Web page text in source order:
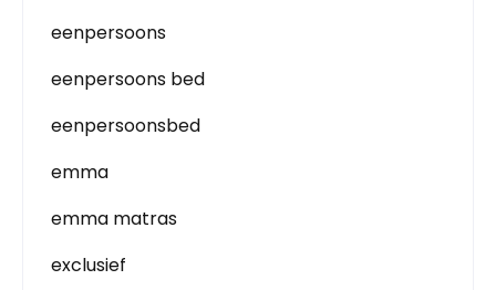
eenpersoons
eenpersoons bed
eenpersoonsbed
emma
emma matras
exclusief